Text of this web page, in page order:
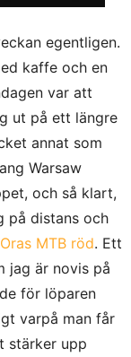
egentligen.
kaffe och en
var att
ut på ett längre
annat som
Warsaw
och så klart,
på distans och
MTB röd. Ett
jag är novis på
för löparen
varpå man får
stärker upp